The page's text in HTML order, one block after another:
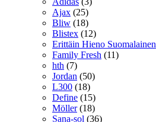
Ajax (25)
Bliw (18)
Blistex (12)
Erittäin Hieno Suomalainen
Family Fresh (11)
hth (7)
Jordan (50)
L300 (18)
Define (15)
Möller (18)
Sana-sol (36)